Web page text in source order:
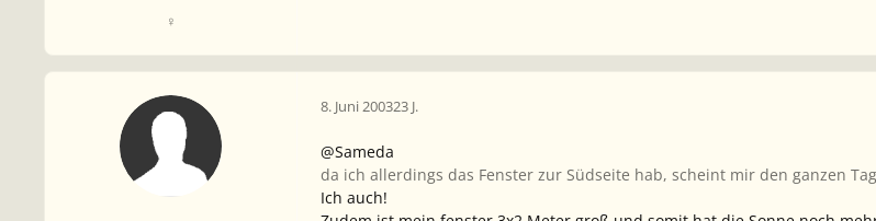
♀
8. Juni 200323 J.
@Sameda
da ich allerdings das Fenster zur Südseite hab, scheint mir den ganzen
Ich auch!